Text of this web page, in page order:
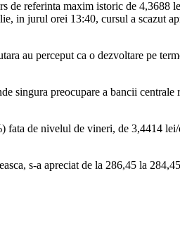
de referinta maxim istoric de 4,3688
in jurul orei 13:40, cursul a scazut
au perceput ca o dezvoltare pe
singura preocupare a bancii centrale
fata de nivelul de vineri, de 3,4414
s-a apreciat de la 286,45 la